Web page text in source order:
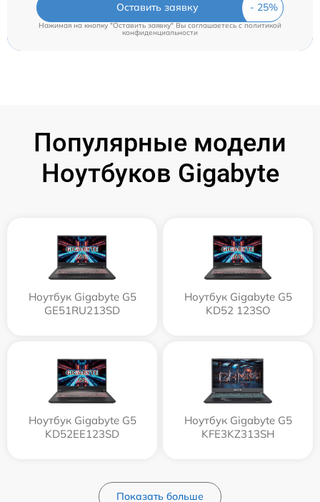
Оставить заявку
Нажимая на кнопку "Оставить заявку" Вы соглашаетесь cполитикой
конфиденциальности
Популярные модели
Ноутбуков Gigabyte
Ноутбук Gigabyte G5
GE51RU213SD
Ноутбук Gigabyte G5
KD52 123SO
Ноутбук Gigabyte G5
KD52EE123SD
Ноутбук Gigabyte G5
KFE3KZ313SH
Показать больше